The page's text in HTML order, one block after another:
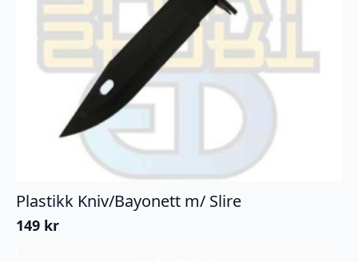
Plastikk Kniv/Bayonett m/ Slire
149 kr